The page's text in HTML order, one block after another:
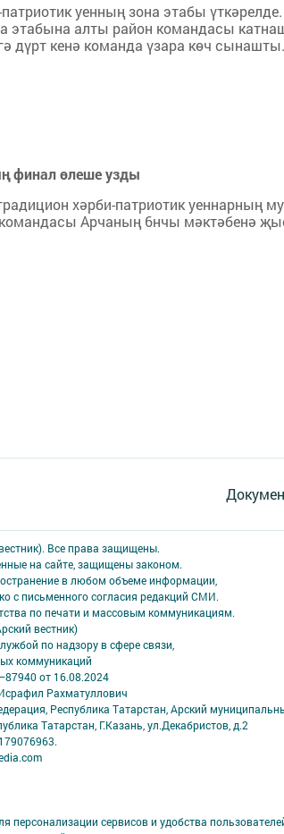
уенның зона этабы
алты район командасы
дүрт кенә команда үзара көч сынашты.
финал өлеше узды
хәрби-патриотик уеннарның
Арчаның 6нчы мәктәбенә
Все права защищены.
на сайте, защищены законом.
в любом объеме информации,
с письменного согласия редакций СМИ.
по печати и массовым коммуникациям.
вестник)
по надзору в сфере связи,
коммуникаций
от 16.08.2024
Рахматуллович
Республика Татарстан, Арский
Татарстан, Г.Казань, ул.Декабристов, д.2
персонализации сервисов и удобства